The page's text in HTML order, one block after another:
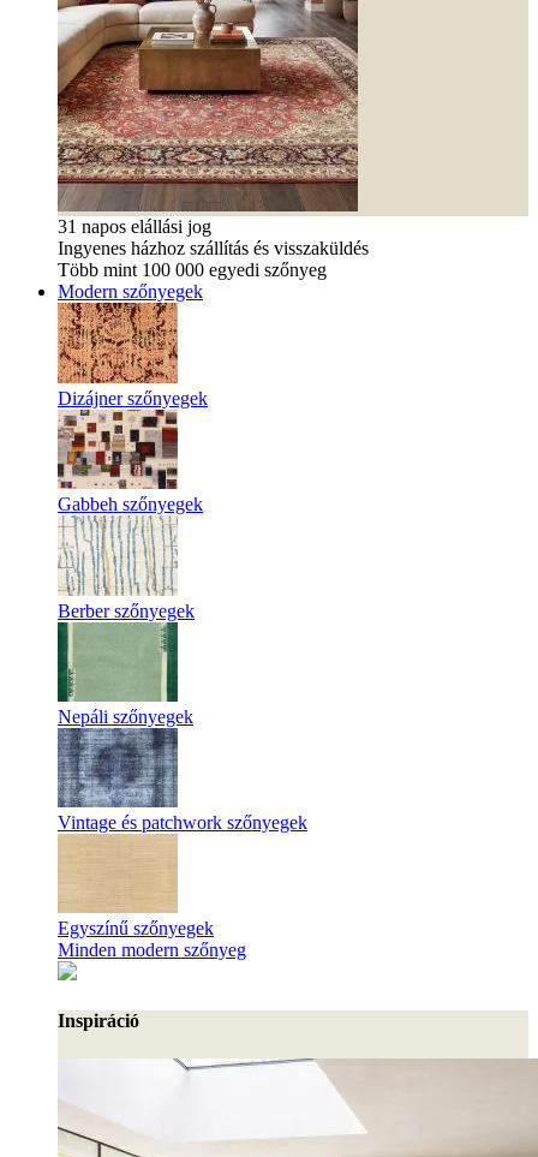
31 napos elállási jog
Ingyenes házhoz szállítás és visszaküldés
Több mint 100 000 egyedi szőnyeg
Modern szőnyegek
Dizájner szőnyegek
Gabbeh szőnyegek
Berber szőnyegek
Nepáli szőnyegek
Vintage és patchwork szőnyegek
Egyszínű szőnyegek
Minden modern szőnyeg
Inspiráció